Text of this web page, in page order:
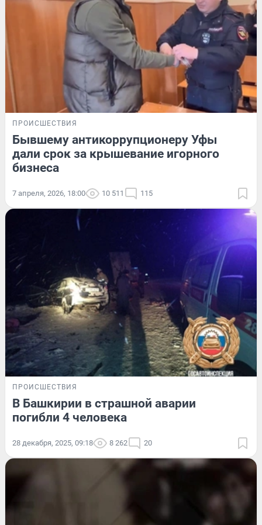
ПРОИСШЕСТВИЯ
Бывшему антикоррупционеру Уфы
дали срок за крышевание игорного
бизнеса
7 апреля, 2026, 18:00 10 511 115
ПРОИСШЕСТВИЯ
В Башкирии в страшной аварии
погибли 4 человека
28 декабря, 2025, 09:18 8 262 20